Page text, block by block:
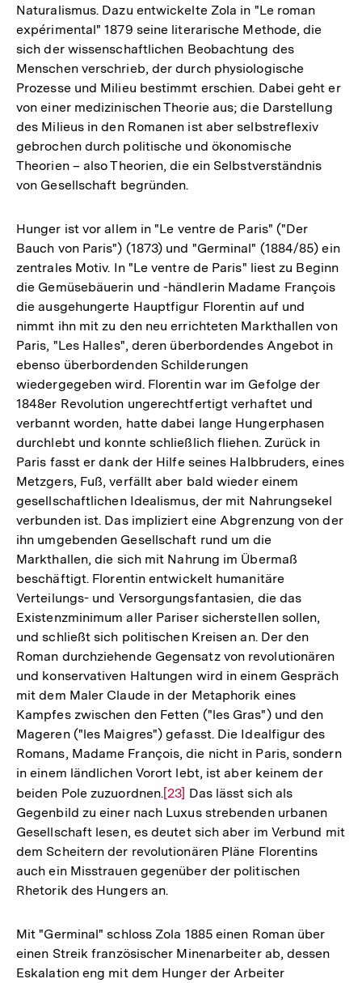
Naturalismus. Dazu entwickelte Zola in "Le roman
expérimental" 1879 seine literarische Methode, die
sich der wissenschaftlichen Beobachtung des
Menschen verschrieb, der durch physiologische
Prozesse und Milieu bestimmt erschien. Dabei geht er
von einer medizinischen Theorie aus; die Darstellung
des Milieus in den Romanen ist aber selbstreflexiv
gebrochen durch politische und ökonomische
Theorien – also Theorien, die ein Selbstverständnis
von Gesellschaft begründen.
Hunger ist vor allem in "Le ventre de Paris" ("Der
Bauch von Paris") (1873) und "Germinal" (1884/85) ein
zentrales Motiv. In "Le ventre de Paris" liest zu Beginn
die Gemüsebäuerin und -händlerin Madame François
die ausgehungerte Hauptfigur Florentin auf und
nimmt ihn mit zu den neu errichteten Markthallen von
Paris, "Les Halles", deren überbordendes Angebot in
ebenso überbordenden Schilderungen
wiedergegeben wird. Florentin war im Gefolge der
1848er Revolution ungerechtfertigt verhaftet und
verbannt worden, hatte dabei lange Hungerphasen
durchlebt und konnte schließlich fliehen. Zurück in
Paris fasst er dank der Hilfe seines Halbbruders, eines
Metzgers, Fuß, verfällt aber bald wieder einem
gesellschaftlichen Idealismus, der mit Nahrungsekel
verbunden ist. Das impliziert eine Abgrenzung von der
ihn umgebenden Gesellschaft rund um die
Markthallen, die sich mit Nahrung im Übermaß
beschäftigt. Florentin entwickelt humanitäre
Verteilungs- und Versorgungsfantasien, die das
Existenzminimum aller Pariser sicherstellen sollen,
und schließt sich politischen Kreisen an. Der den
Roman durchziehende Gegensatz von revolutionären
und konservativen Haltungen wird in einem Gespräch
mit dem Maler Claude in der Metaphorik eines
Kampfes zwischen den Fetten ("les Gras") und den
Mageren ("les Maigres") gefasst. Die Idealfigur des
Romans, Madame François, die nicht in Paris, sondern
in einem ländlichen Vorort lebt, ist aber keinem der
beiden Pole zuzuordnen.Zur
Auflösung
der
Fußnote
[23] Das lässt sich als
Gegenbild zu einer nach Luxus strebenden urbanen
Gesellschaft lesen, es deutet sich aber im Verbund mit
dem Scheitern der revolutionären Pläne Florentins
auch ein Misstrauen gegenüber der politischen
Rhetorik des Hungers an.
Mit "Germinal" schloss Zola 1885 einen Roman über
einen Streik französischer Minenarbeiter ab, dessen
Eskalation eng mit dem Hunger der Arbeiter